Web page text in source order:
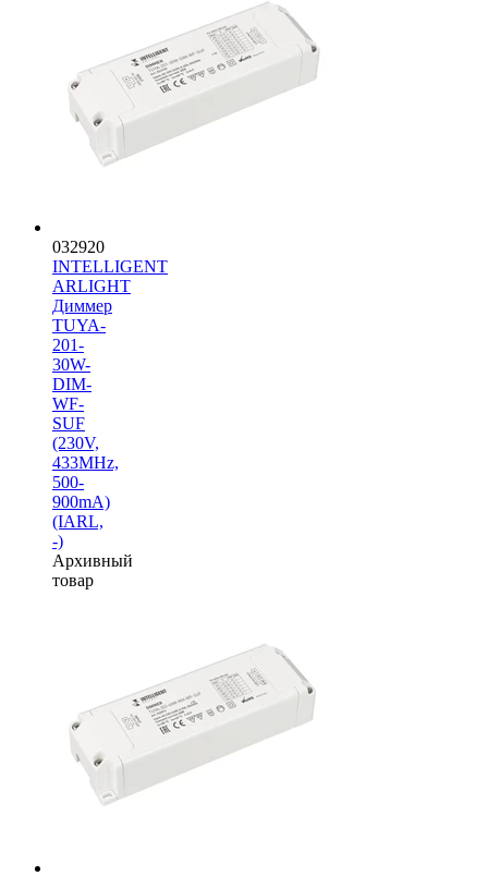
032920
INTELLIGENT
ARLIGHT
Диммер
TUYA-
201-
30W-
DIM-
WF-
SUF
(230V,
433MHz,
500-
900mA)
(IARL,
-)
Архивный
товар